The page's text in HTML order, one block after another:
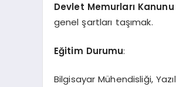
Devlet Memurları Kanunu
genel şartları taşımak.
Eğitim Durumu:
Bilgisayar Mühendisliği,